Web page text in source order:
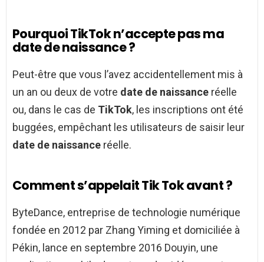
Pourquoi TikTok n’accepte pas ma
date de naissance ?
Peut-être que vous l’avez accidentellement mis à
un an ou deux de votre date de naissance réelle
ou, dans le cas de TikTok, les inscriptions ont été
buggées, empêchant les utilisateurs de saisir leur
date de naissance réelle.
Comment s’appelait Tik Tok avant ?
ByteDance, entreprise de technologie numérique
fondée en 2012 par Zhang Yiming et domiciliée à
Pékin, lance en septembre 2016 Douyin, une